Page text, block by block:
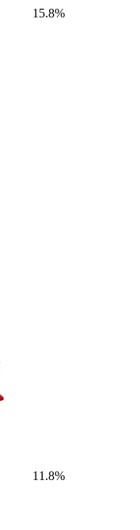
15.8%
11.8%